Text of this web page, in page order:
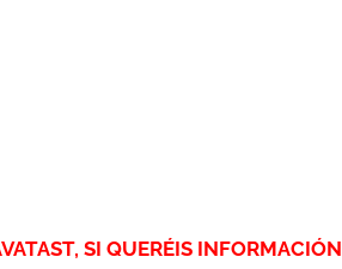
SI QUERÉIS INFORMACIÓN